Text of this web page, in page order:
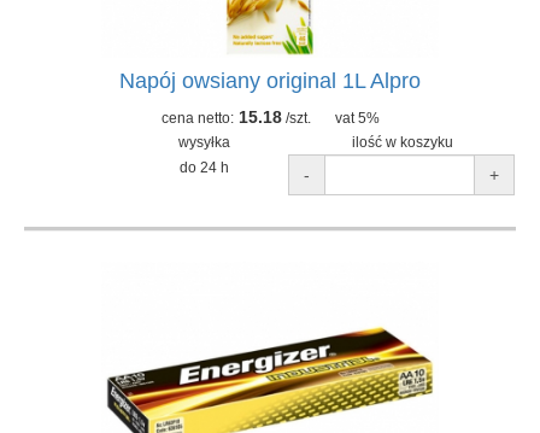
Napój owsiany original 1L Alpro
cena netto: 15.18/szt.
vat 5%
wysyłka
ilość w koszyku
do 24 h
- +